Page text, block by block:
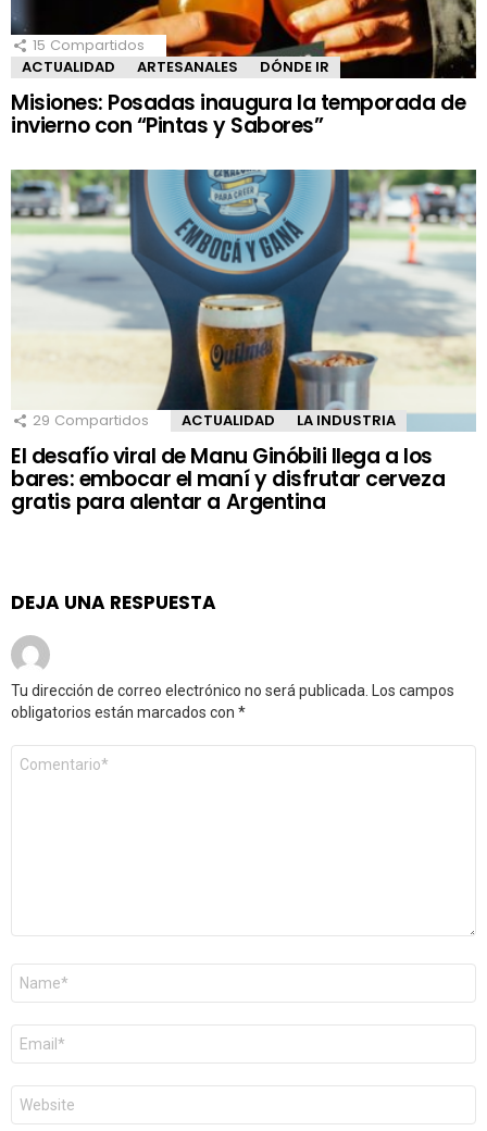
15 Compartidos
ACTUALIDAD
ARTESANALES DÓNDE IR
Misiones: Posadas inaugura la temporada de
invierno con “Pintas y Sabores”
29 Compartidos ACTUALIDAD LA INDUSTRIA
El desafío viral de Manu Ginóbili llega a los
bares: embocar el maní y disfrutar cerveza
gratis para alentar a Argentina
DEJA UNA RESPUESTA
Tu dirección de correo electrónico no será publicada.
Los campos
obligatorios están marcados con *
Comentario
Nombre
Correo
electrónico
*
Web